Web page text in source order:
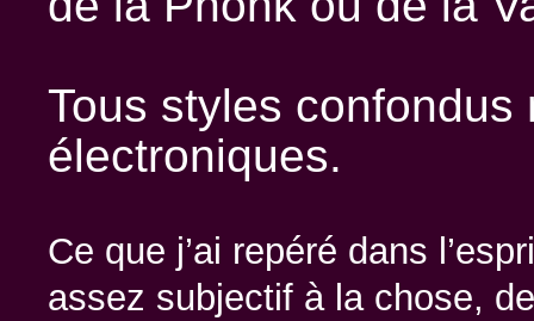
Tous styles
électroniques.
Ce que j’ai repéré dans
assez subjectif à la chose,